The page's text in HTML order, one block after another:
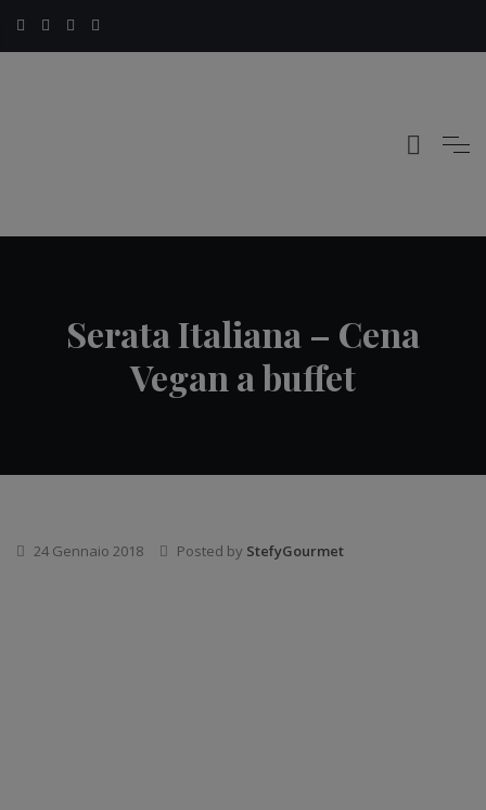
Serata Italiana – Cena
Vegan a buffet
24 Gennaio 2018 Posted by StefyGourmet